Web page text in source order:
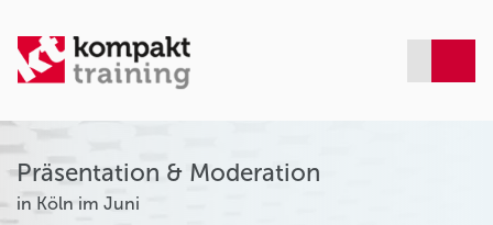
Präsentation & Moderation
in Köln im Juni